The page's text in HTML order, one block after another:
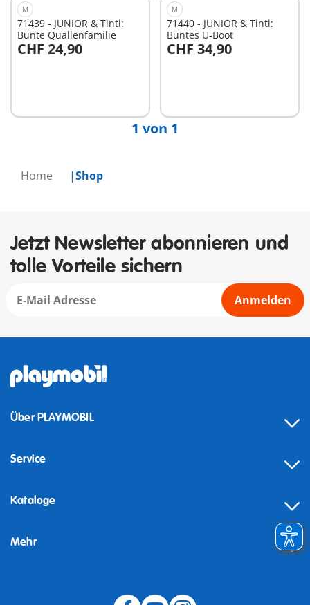
Home Shop
M
71439 - JUNIOR & Tinti:
Bunte Quallenfamilie
CHF 24,90
In den Warenkorb
M
71440 - JUNIOR & Tinti:
Buntes U-Boot
CHF 34,90
In den Warenkorb
1 von 1
Jetzt Newsletter abonnieren und
tolle Vorteile sichern
Anmelden
Über PLAYMOBIL
Service
Kataloge
Mehr